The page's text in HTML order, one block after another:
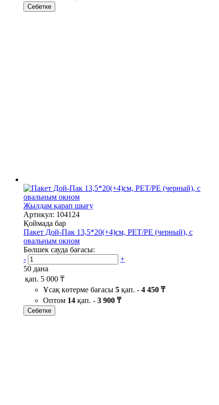
Себетке
Жылдам қарап шығу
Артикул: 104124
Қоймада бар
Пакет Дой-Пак 13,5*20(+4)см, PET/PE (черный), с
овальным окном
Бөлшек сауда бағасы:
-
+
50 дана
қап. 5 000 ₸
Ұсақ көтерме бағасы 5 қап. - 4 450 ₸
Оптом 14 қап. - 3 900 ₸
Себетке